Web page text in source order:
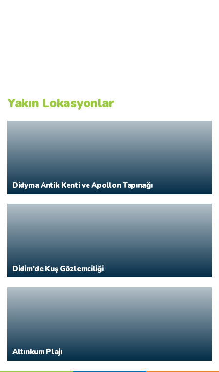
Yakın Lokasyonlar
Didyma Antik Kenti ve Apollon Tapınağı
Didim'de Kuş Gözlemciliği
Altınkum Plajı